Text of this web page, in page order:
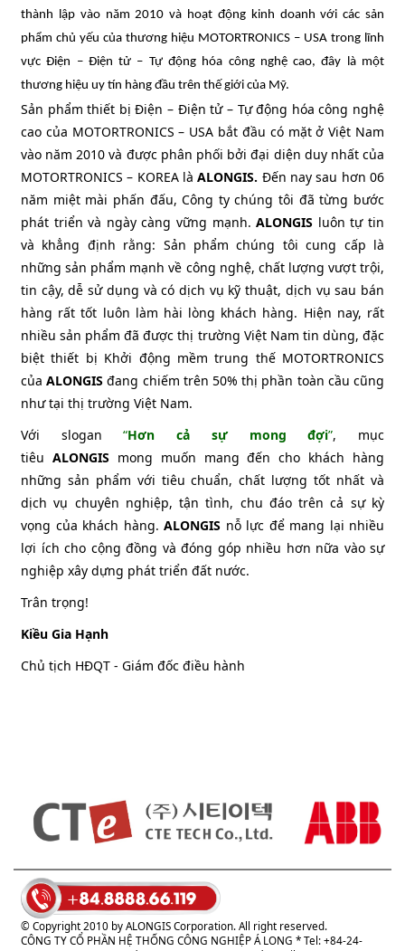
thành lập vào năm 2010 và hoạt động kinh doanh với các sản
phẩm chủ yếu của thương hiệu MOTORTRONICS – USA trong lĩnh
vực Điện – Điện tử – Tự động hóa công nghệ cao, đây là một
thương hiệu uy tín hàng đầu trên thế giới của Mỹ.
Sản phẩm thiết bị Điện – Điện tử – Tự động hóa công nghệ
cao của MOTORTRONICS – USA bắt đầu có mặt ở Việt Nam
vào năm 2010 và được phân phối bởi đại diện duy nhất của
MOTORTRONICS – KOREA làALONGIS. Đến nay sau hơn 06
năm miệt mài phấn đấu, Công ty chúng tôi đã từng bước
phát triển và ngày càng vững mạnh.ALONGIS luôn tự tin
và khẳng định rằng: Sản phẩm chúng tôi cung cấp là
những sản phẩm mạnh về công nghệ, chất lượng vượt trội,
tin cậy, dễ sử dụng và có dịch vụ kỹ thuật, dịch vụ sau bán
hàng rất tốt luôn làm hài lòng khách hàng. Hiện nay, rất
nhiều sản phẩm đã được thị trường Việt Nam tin dùng, đặc
biệt thiết bị Khởi động mềm trung thế MOTORTRONICS
củaALONGISđang chiếm trên 50% thị phần toàn cầu cũng
như tại thị trường Việt Nam.
Với slogan“Hơn cả sự mong đợi”, mục
tiêu ALONGIS mong muốn mang đến cho khách hàng
những sản phẩm với tiêu chuẩn, chất lượng tốt nhất và
dịch vụ chuyên nghiệp, tận tình, chu đáo trên cả sự kỳ
vọng của khách hàng. ALONGIS nỗ lực để mang lại nhiều
lợi ích cho cộng đồng và đóng góp nhiều hơn nữa vào sự
nghiệp xây dựng phát triển đất nước.
Trân trọng!
Kiều Gia Hạnh
Chủ tịch HĐQT - Giám đốc điều hành
© Copyright 2010 by ALONGIS Corporation. All right reserved.
CÔNG TY CỔ PHẦN HỆ THỐNG CÔNG NGHIỆP Á LONG * Tel: +84-24-